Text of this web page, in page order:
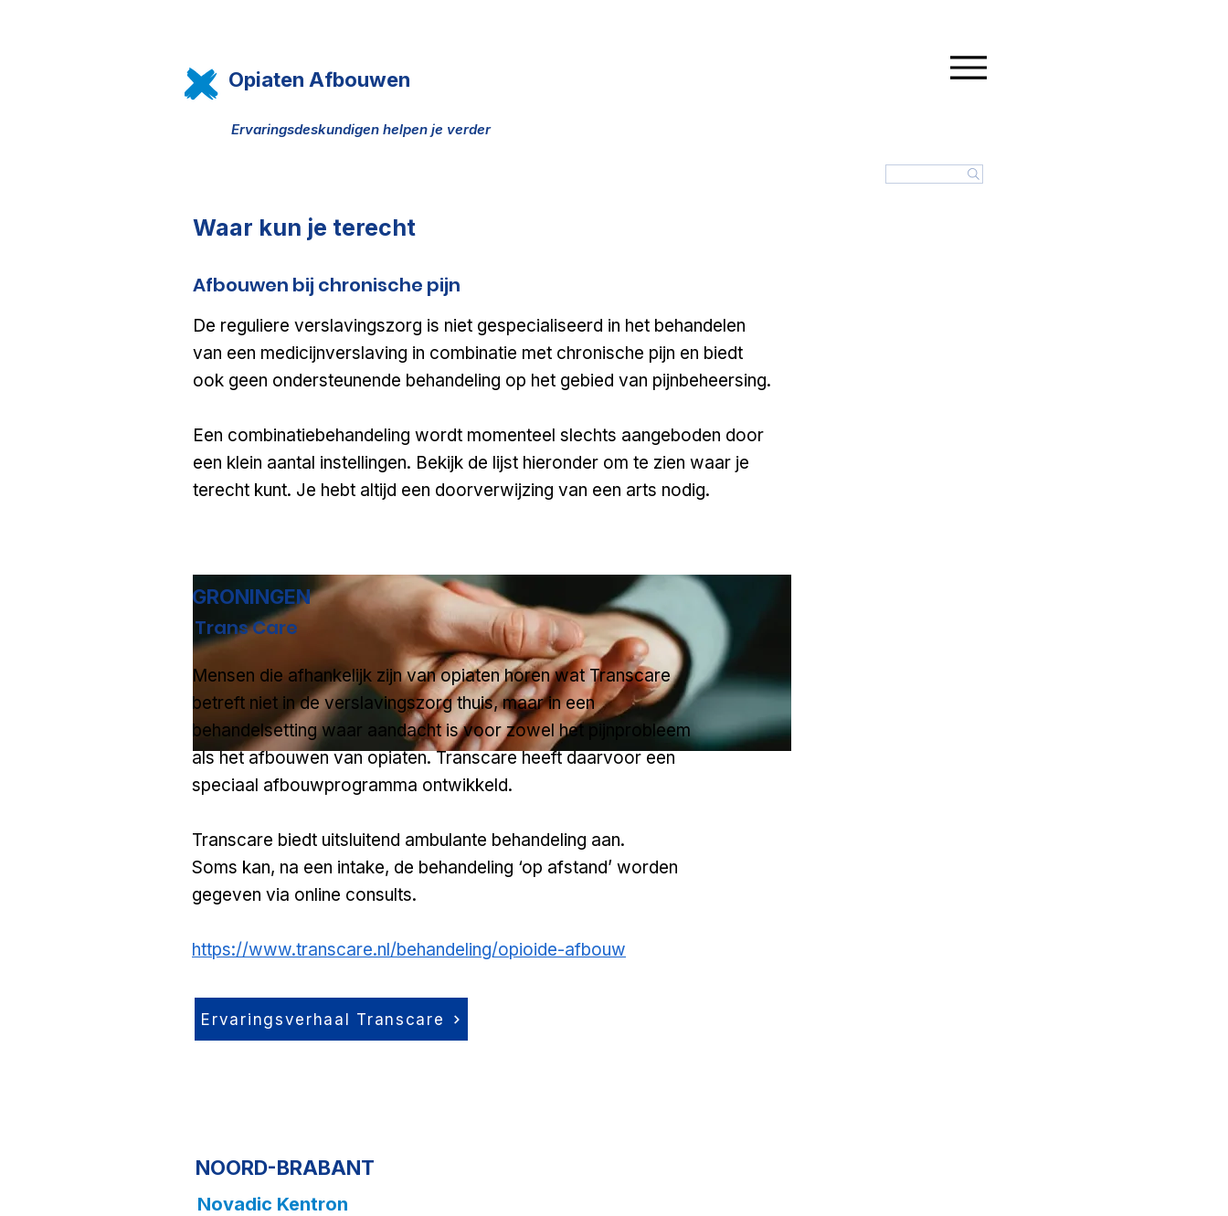
Opiaten Afbouwen
Ervaringsdeskundigen helpen je verder
Waar kun je terecht
Afbouwen bij chronische pijn
De reguliere verslavingszorg is niet gespecialiseerd in het behandelen
van een medicijnverslaving in combinatie met chronische pijn en biedt
ook geen ondersteunende behandeling op het gebied van pijnbeheersing.
Een combinatiebehandeling wordt momenteel slechts aangeboden door
een klein aantal instellingen. Bekijk de lijst hieronder om te zien waar je
terecht kunt. Je hebt altijd een doorverwijzing van een arts nodig.
GRONINGEN
Trans Care
Mensen die afhankelijk zijn van opiaten horen wat Transcare
betreft niet in de verslavingszorg thuis, maar in een
behandelsetting waar aandacht is voor zowel het pijnprobleem
als het afbouwen van opiaten. Transcare heeft daarvoor een
speciaal afbouwprogramma ontwikkeld.
Transcare biedt uitsluitend ambulante behandeling aan.
Soms kan, na een intake, de behandeling ‘op afstand’ worden
gegeven via online consults.
https://www.transcare.nl/behandeling/opioide-afbouw
Ervaringsverhaal Transcare
NOORD-BRABANT
Novadic Kentron